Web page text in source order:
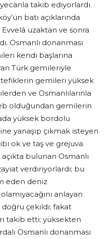
takib ediyorlardı.
batı açıklarında
Evvelâ uzaktan ve sonra
Osmanlı donanması
kendi başlarına
Türk gemileriyle
gemileri yüksek
ve Osmanlılarınla
olduğundan gemilerin
yüksek bordolu
yanaşıp çıkmak isteyen
ok ve taş ve grejuva
bulunan Osmanlı
verdiriyorlardı; bu
eden deniz
anlayan
doğru çekildi; fakat
takib etti; yüksekten
Osmanlı donanması